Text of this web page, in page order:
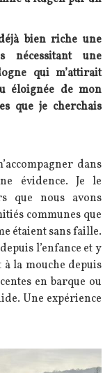
bien riche une
nécessitant une
qui m’attirait
éloignée de mon
que je cherchais
dans
évidence. Je le
que nous avons
communes que
étaient sans faille.
l’enfance et y
la mouche depuis
en barque ou
Une expérience